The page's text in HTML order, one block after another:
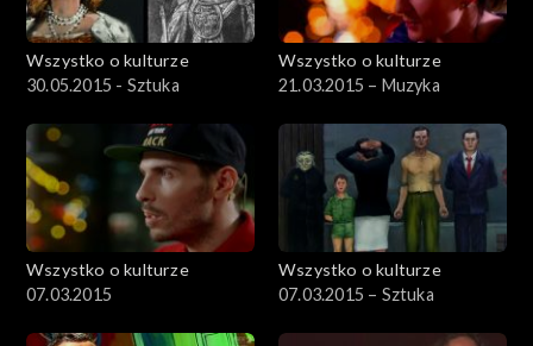
Wszystko o kulturze
30.05.2015 - Sztuka
Wszystko o kulturze
21.03.2015 – Muzyka
Wszystko o kulturze
07.03.2015
Wszystko o kulturze
07.03.2015 – Sztuka